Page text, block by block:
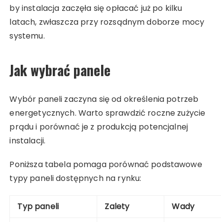
by instalacja zaczęła się opłacać już po kilku
latach, zwłaszcza przy rozsądnym doborze mocy
systemu.
Jak wybrać panele
Wybór paneli zaczyna się od określenia potrzeb
energetycznych. Warto sprawdzić roczne zużycie
prądu i porównać je z produkcją potencjalnej
instalacji.
Poniższa tabela pomaga porównać podstawowe
typy paneli dostępnych na rynku:
Typ paneli Zalety
Wady